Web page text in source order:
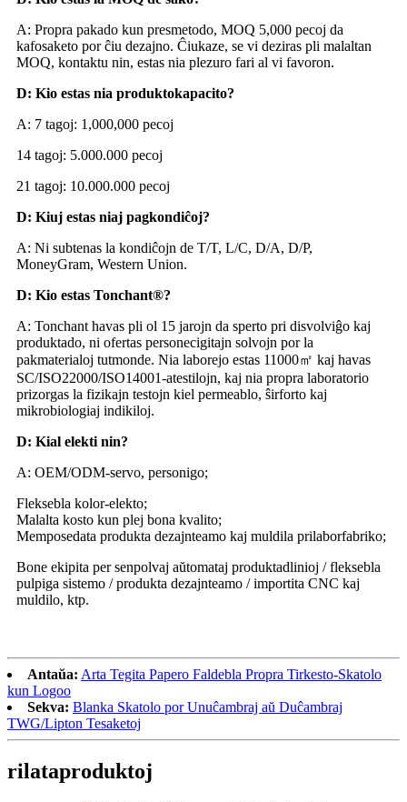
A: Propra pakado kun presmetodo, MOQ 5,000 pecoj da
kafosaketo por ĉiu dezajno. Ĉiukaze, se vi deziras pli malaltan
MOQ, kontaktu nin, estas nia plezuro fari al vi favoron.
D: Kio estas nia produktokapacito?
A: 7 tagoj: 1,000,000 pecoj
14 tagoj: 5.000.000 pecoj
21 tagoj: 10.000.000 pecoj
D: Kiuj estas niaj pagkondiĉoj?
A: Ni subtenas la kondiĉojn de T/T, L/C, D/A, D/P,
MoneyGram, Western Union.
D: Kio estas Tonchant®?
A: Tonchant havas pli ol 15 jarojn da sperto pri disvolviĝo kaj
produktado, ni ofertas personecigitajn solvojn por la
pakmaterialoj tutmonde. Nia laborejo estas 11000㎡ kaj havas
SC/ISO22000/ISO14001-atestilojn, kaj nia propra laboratorio
prizorgas la fizikajn testojn kiel permeablo, ŝirforto kaj
mikrobiologiaj indikiloj.
D: Kial elekti nin?
A: OEM/ODM-servo, personigo;
Fleksebla kolor-elekto;
Malalta kosto kun plej bona kvalito;
Memposedata produkta dezajnteamo kaj muldila prilaborfabriko;
Bone ekipita per senpolvaj aŭtomataj produktadlinioj / fleksebla
pulpiga sistemo / produkta dezajnteamo / importita CNC kaj
muldilo, ktp.
Antaŭa: Arta Tegita Papero Faldebla Propra Tirkesto-Skatolo
kun Logoo
Sekva: Blanka Skatolo por Unuĉambraj aŭ Duĉambraj
TWG/Lipton Tesaketoj
rilataproduktoj